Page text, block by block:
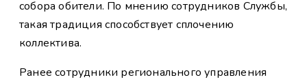
собора обители. По мнению сотрудников Службы,
такая традиция способствует сплочению
коллектива.
Ранее сотрудники регионального управления